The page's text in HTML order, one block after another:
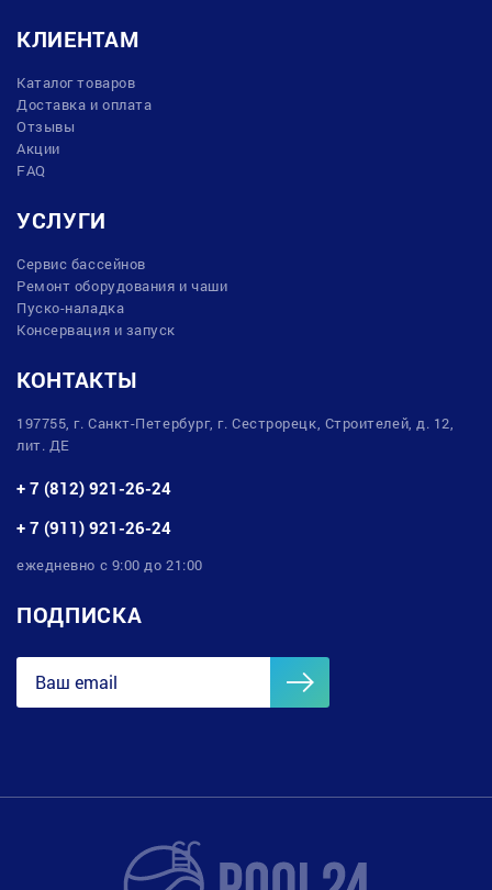
КЛИЕНТАМ
Каталог товаров
Доставка и оплата
Отзывы
Акции
FAQ
УСЛУГИ
Сервис бассейнов
Ремонт оборудования и чаши
Пуско-наладка
Консервация и запуск
КОНТАКТЫ
197755, г. Санкт-Петербург, г. Сестрорецк, Строителей, д. 12,
лит. ДЕ
+ 7 (812) 921-26-24
+ 7 (911) 921-26-24
ежедневно с 9:00 до 21:00
ПОДПИСКА